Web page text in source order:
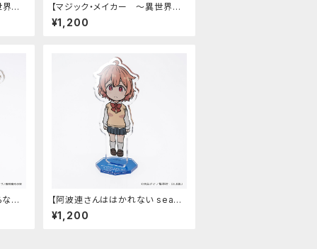
魔
【マジック・メイカー ～異世界魔
法の作り方～】アクリルスタンド
（マリー）
¥1,200
ない
【阿波連さんははかれない seaso
n2】アクリルスタンド（大城みつき）
¥1,200